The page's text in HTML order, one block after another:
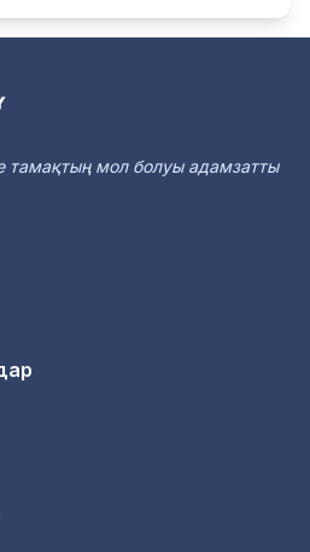
мол болуы адамзатты